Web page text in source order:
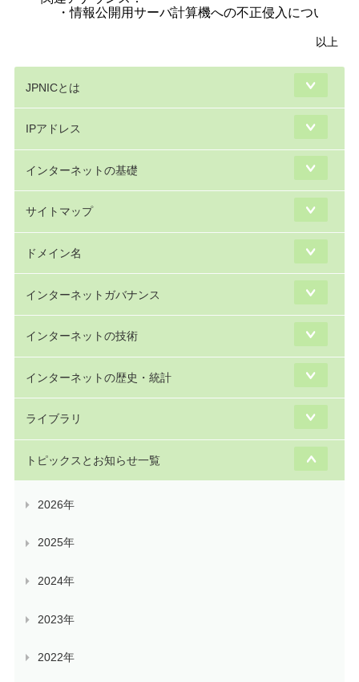
以上
JPNICとは
IPアドレス
インターネットの基礎
サイトマップ
ドメイン名
インターネットガバナンス
インターネットの技術
インターネットの歴史・統計
ライブラリ
トピックスとお知らせ一覧
2026年
2025年
2024年
2023年
2022年